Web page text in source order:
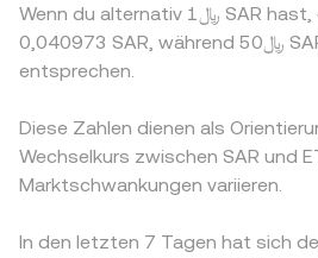
Wenn du alternativ ﷼1 SAR hast, entspricht dies etwa
0,040973 SAR, während ﷼50 SAR etwa 2,0487 SAR
entsprechen.
Diese Zahlen dienen als
Wechselkurs zwischen SAR und
Marktschwankungen variieren.
In den letzten 7 Tagen hat sich